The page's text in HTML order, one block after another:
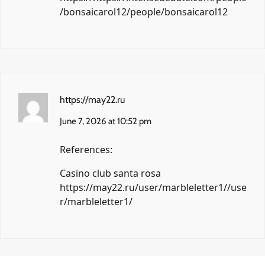
/bonsaicarol12/people/bonsaicarol12
https://may22.ru
June 7, 2026 at 10:52 pm
References:
Casino club santa rosa
https://may22.ru/user/marbleletter1//use
r/marbleletter1/